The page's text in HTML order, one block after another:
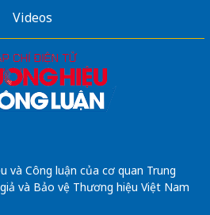
Videos
và Công luận của cơ quan Trung
và Bảo vệ Thương hiệu Việt Nam